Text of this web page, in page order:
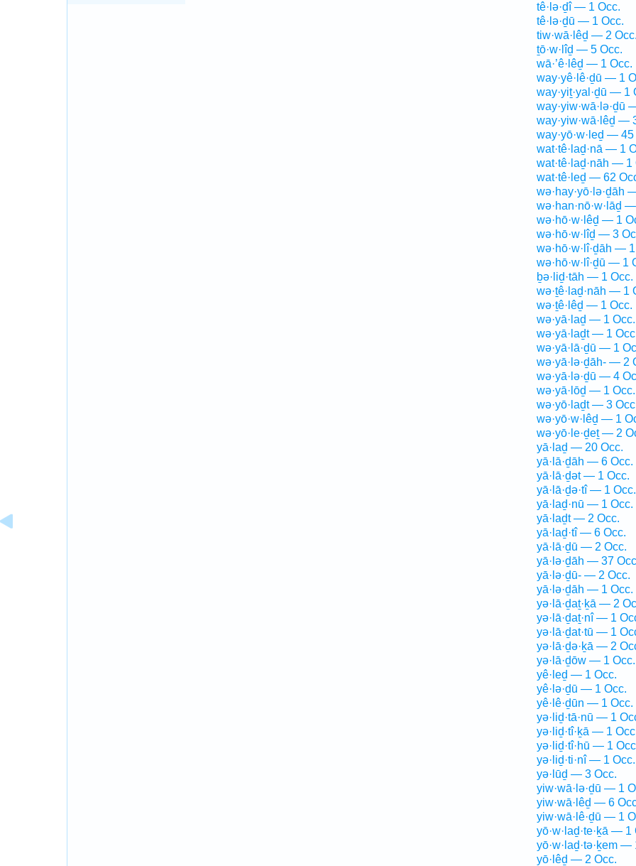
tê·lə·ḏî — 1 Occ.
tê·lə·ḏū — 1 Occ.
tiw·wā·lêḏ — 2 Occ.
ṯō·w·lîḏ — 5 Occ.
wā·’ê·lêḏ — 1 Occ.
way·yê·lê·ḏū — 1
way·yiṯ·yal·ḏū — 1
way·yiw·wā·lə·ḏū
way·yiw·wā·lêḏ —
way·yō·w·leḏ — 45
wat·tê·laḏ·nā — 1
wat·tê·laḏ·nāh — 1
wat·tê·leḏ — 62
wə·hay·yō·lə·ḏāh
wə·han·nō·w·lāḏ
wə·hō·w·lêḏ — 1
wə·hō·w·lîḏ — 3
wə·hō·w·lî·ḏāh —
wə·hō·w·lî·ḏū — 1
ḇə·liḏ·tāh — 1 Occ.
wə·ṯê·laḏ·nāh — 1
wə·ṯê·lêḏ — 1 Occ.
wə·yā·laḏ — 1 Occ.
wə·yā·laḏt — 1
wə·yā·lā·ḏū — 1
wə·yā·lə·ḏāh- — 2
wə·yā·lə·ḏū — 4
wə·yā·lōḏ — 1 Occ.
wə·yō·laḏt — 3
wə·yō·w·lêḏ — 1
wə·yō·le·ḏeṯ — 2
yā·laḏ — 20 Occ.
yā·lā·ḏāh — 6 Occ.
yā·lā·ḏət — 1 Occ.
yā·lā·ḏə·tî — 1 Occ.
yā·laḏ·nū — 1 Occ.
yā·laḏt — 2 Occ.
yā·laḏ·tî — 6 Occ.
yā·lā·ḏū — 2 Occ.
yā·lə·ḏāh — 37
yā·lə·ḏū- — 2 Occ.
yā·lə·ḏāh — 1 Occ.
yə·lā·ḏaṯ·ḵā — 2
yə·lā·ḏaṯ·nî — 1
yə·lā·ḏat·tū — 1
yə·lā·ḏə·ḵā — 2
yə·lā·ḏōw — 1 Occ.
yê·leḏ — 1 Occ.
yê·lə·ḏū — 1 Occ.
yê·lê·ḏūn — 1 Occ.
yə·liḏ·tā·nū — 1
yə·liḏ·tî·ḵā — 1
yə·liḏ·tî·hū — 1
yə·liḏ·ti·nî — 1 Occ.
yə·lūḏ — 3 Occ.
yiw·wā·lə·ḏū — 1
yiw·wā·lêḏ — 6
yiw·wā·lê·ḏū — 1
yō·w·laḏ·te·ḵā — 1
yō·w·laḏ·tə·ḵem —
yō·lêḏ — 2 Occ.